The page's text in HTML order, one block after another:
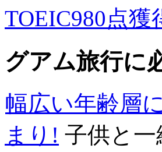
TOEIC980点
グアム旅行に
幅広い年齢層
まり! 子供と